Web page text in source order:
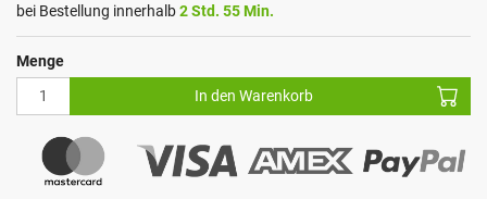
bei Bestellung innerhalb2 Std. 55 Min.
Menge
In den Warenkorb